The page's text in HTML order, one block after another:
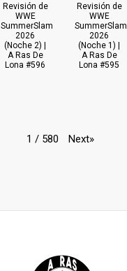
Revisión de
WWE
SummerSlam
2026
(Noche 2) |
A Ras De
Lona #596
Revisión de
WWE
SummerSlam
2026
(Noche 1) |
A Ras De
Lona #595
1 / 580 Next»